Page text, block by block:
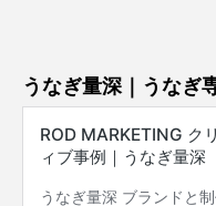
うなぎ量深｜うなぎ